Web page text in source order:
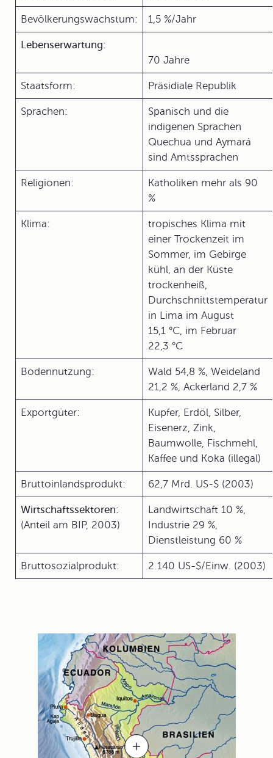
Bevölkerungswachstum: 1,5 %/Jahr
Lebenserwartung:
70 Jahre
Staatsform: Präsidiale Republik
Sprachen:
Spanisch und die
indigenen Sprachen
Quechua und Aymará
sind Amtssprachen
Religionen:
Katholiken mehr als 90
%
Klima:
tropisches Klima mit
einer Trockenzeit im
Sommer, im Gebirge
kühl, an der Küste
trockenheiß,
Durchschnittstemperatur
in Lima im August
15,1 °C, im Februar
22,3 °C
Bodennutzung:
Wald 54,8 %, Weideland
21,2 %, Ackerland 2,7 %
Exportgüter:
Kupfer, Erdöl, Silber,
Eisenerz, Zink,
Baumwolle, Fischmehl,
Kaffee und Koka (illegal)
Bruttoinlandsprodukt: 62,7 Mrd. US-$ (2003)
Wirtschaftssektoren:
(Anteil am BIP, 2003)
Landwirtschaft 10 %,
Industrie 29 %,
Dienstleistung 60 %
Bruttosozialprodukt: 2 140 US-$/Einw. (2003)